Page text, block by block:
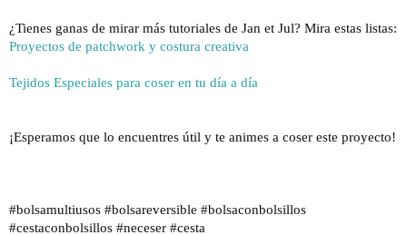
Proyectos de patchwork y costura creativa
Tejidos Especiales para coser en tu día a día
¡Esperamos que lo encuentres útil y te animes a coser este proyecto!
#bolsamultiusos #bolsareversible #bolsaconbolsillos
#cestaconbolsillos #neceser #cesta